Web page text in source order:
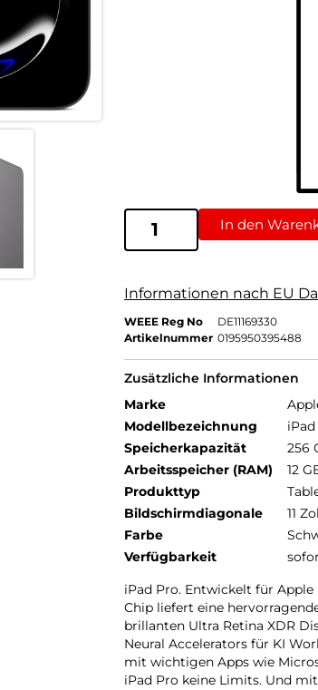
In den
Informationen nach EU
WEEE Reg No
DE11169330
Artikelnummer 0195950395488
Zusätzliche Informationen
Marke
Modellbezeichnung
iPad
Speicherkapazität
256
Arbeitsspeicher (RAM)
12
Produkttyp
Bildschirmdiagonale
11
Farbe
Verfügbarkeit
iPad Pro. Entwickelt für
Chip liefert eine
brillanten Ultra Retina XDR
Neural Accelerators für KI
mit wichtigen Apps wie
iPad Pro keine Limits. Und